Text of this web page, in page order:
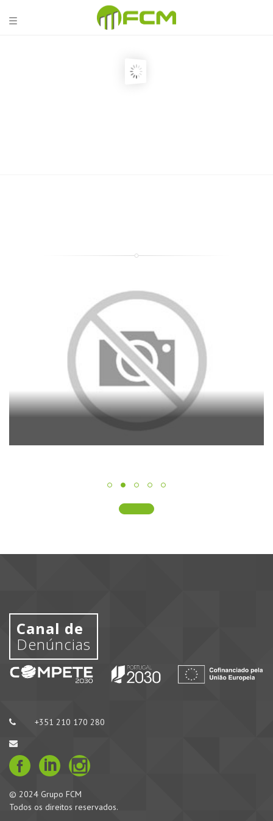
Canal de
Denúncias
+351 210 170 280
© 2024 Grupo FCM
Todos os direitos reservados.